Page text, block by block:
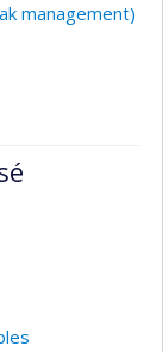
management)